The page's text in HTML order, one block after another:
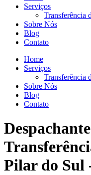
Serviços
Transferência
Sobre Nós
Blog
Contato
Home
Serviços
Transferência
Sobre Nós
Blog
Contato
Pilar do Sul